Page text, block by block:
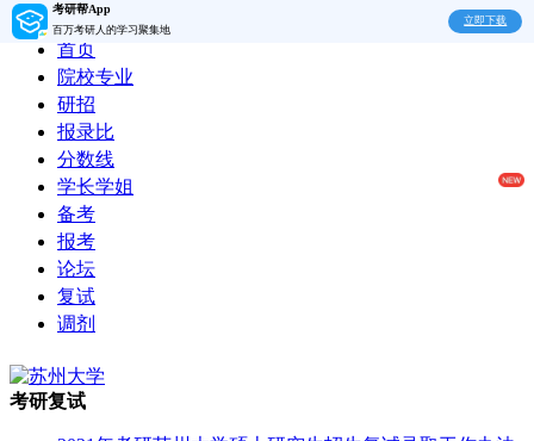
考研帮App
百万考研人的学习聚集地
立即下载
首页
院校专业
研招
报录比
分数线
学长学姐
备考
报考
论坛
复试
调剂
考研复试